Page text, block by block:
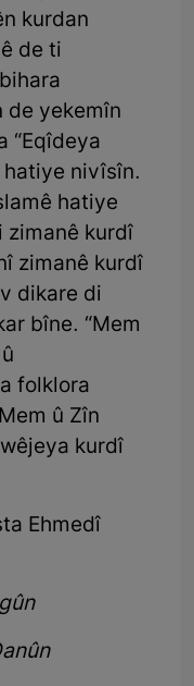
kurdan
de ti
de yekemîn
“Eqîdeya
hatiye nivîsîn.
hatiye
zimanê kurdî
zimanê kurdî
dikare di
bîne. “Mem
folklora
û Zîn
kurdî
Ehmedî